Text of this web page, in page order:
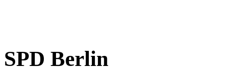
SPD Berlin